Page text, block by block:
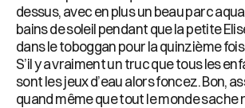
dessus, avec en plus un beau parc
bains de soleil pendant que la petite
dans le toboggan pour la quinzième
S’il y a vraiment un truc que tous les
sont les jeux d’eau alors foncez. Bon,
quand même que tout le monde sache